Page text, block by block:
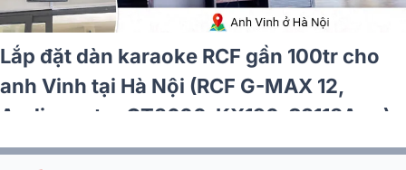
Lắp đặt dàn karaoke RCF gần 100tr cho
anh Vinh tại Hà Nội (RCF G-MAX 12,
Audiocenter CT3600, KX190, S3118A,…)